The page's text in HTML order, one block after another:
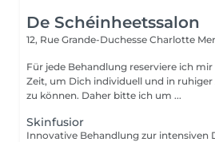
De Schéinheetssalon
12, Rue Grande-Duchesse Charlotte
Für jede Behandlung reserviere ich
Zeit, um Dich individuell und in
zu können. Daher bitte ich um ...
Skinfusior